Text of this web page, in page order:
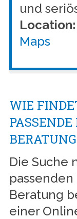
und
Location:
Maps
WIE
Die Suche
passenden
Beratung
einer